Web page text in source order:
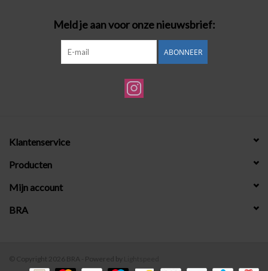
Meld je aan voor onze nieuwsbrief:
ABONNEER
Klantenservice
Producten
Mijn account
BRA
© Copyright 2026 BRA - Powered by